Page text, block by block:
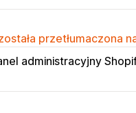
przetłumaczona
administracyjny